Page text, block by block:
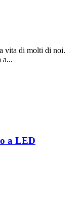
vita di molti di noi.
a...
a LED